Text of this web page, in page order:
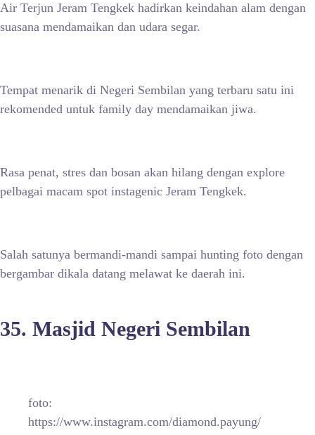
Air Terjun Jeram Tengkek hadirkan keindahan alam dengan
suasana mendamaikan dan udara segar.
Tempat menarik di Negeri Sembilan yang terbaru satu ini
rekomended untuk family day mendamaikan jiwa.
Rasa penat, stres dan bosan akan hilang dengan explore
pelbagai macam spot instagenic Jeram Tengkek.
Salah satunya bermandi-mandi sampai hunting foto dengan
bergambar dikala datang melawat ke daerah ini.
35. Masjid Negeri Sembilan
foto:
https://www.instagram.com/diamond.payung/